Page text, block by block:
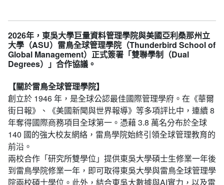
2026年，東吳大學巨量資料管理學院與美國亞利桑那州立
大學（ASU）雷鳥全球管理學院（Thunderbird School of
Global Management）正式簽署「雙聯學制（Dual
Degrees）」合作協議。
【關於雷鳥全球管理學院】
創立於 1946 年，是全球公認最佳國際管理學府。在《華爾
街日報》、《美國新聞與世界報導》等多項評比中，連續 8
年奪得國際商務項目全球第一。憑藉 3.8 萬名分布於全球
140 國的強大校友網絡，雷鳥學院始終引領全球管理教育的
前沿。
兩校合作「研究所雙學位」提供東吳大學碩士生修業一年後
到雷鳥學院修業一年，即可取得東吳大學與雷鳥全球管理學
院兩校碩士學位。此外，結合東吳大數據與AI實力，以及雷